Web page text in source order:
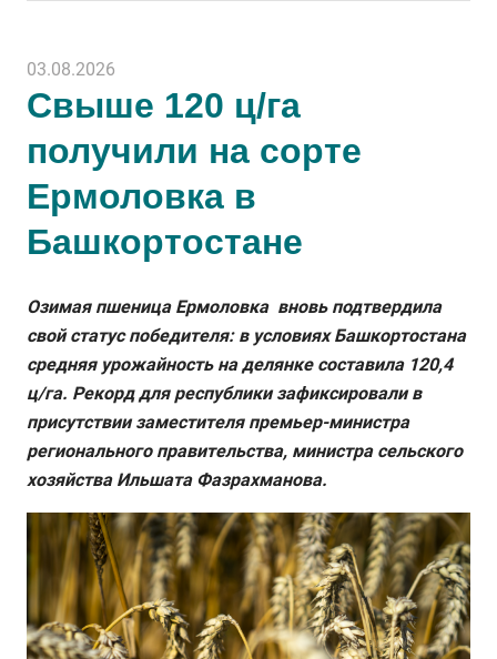
03.08.2026
Свыше 120 ц/га
получили на сорте
Ермоловка в
Башкортостане
Озимая пшеница Ермоловка вновь подтвердила
свой статус победителя: в условиях Башкортостана
средняя урожайность на делянке составила 120,4
ц/га. Рекорд для республики зафиксировали в
присутствии заместителя премьер-министра
регионального правительства, министра сельского
хозяйства Ильшата Фазрахманова.